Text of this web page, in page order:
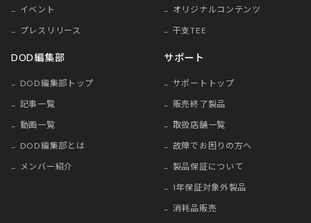
イベント
プレスリリース
オリジナルコンテンツ
干支TEE
DOD編集部
DOD編集部トップ
記事一覧
動画一覧
DOD編集部とは
メンバー紹介
サポート
サポートトップ
販売終了製品
取扱店舗一覧
故障でお困りの方へ
製品保証について
1年保証対象外製品
消耗品販売